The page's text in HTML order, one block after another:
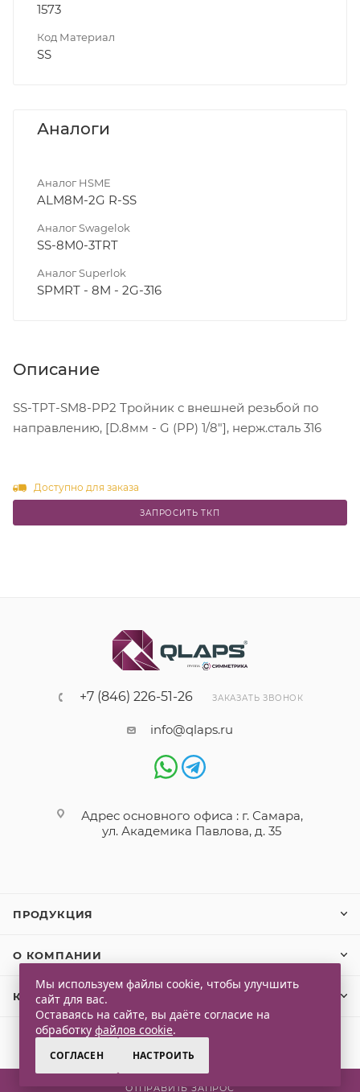
1573
Код Материал
SS
Аналоги
Аналог HSME
ALM8M-2G R-SS
Аналог Swagelok
SS-8M0-3TRT
Аналог Superlok
SPMRT - 8M - 2G-316
Описание
SS-TPT-SM8-PP2 Тройник с внешней резьбой по
направлению, [D.8мм - G (PP) 1/8"], нерж.сталь 316
Доступно для заказа
ОТПРАВИТЬ ЗАПРОС
ЗАПРОСИТЬ ТКП
+7 (846) 226-51-26 ЗАКАЗАТЬ ЗВОНОК
info@qlaps.ru
Адрес основного офиса : г. Самара,
ул. Академика Павлова, д. 35
ПРОДУКЦИЯ
О КОМПАНИИ
КЛИЕНТАМ
Мы используем файлы cookie, чтобы улучшить
сайт для вас.
Оставаясь на сайте, вы даёте согласие на
обработку файлов cookie.
СОГЛАСЕН НАСТРОИТЬ